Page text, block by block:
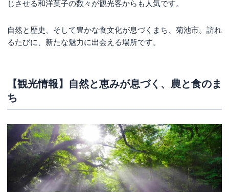
じさせる和洋菓子の数々が観光客からも人気です。
自然と歴史、そして豊かな食文化が息づくまち、菊池市。訪れ
るたびに、新たな魅力に出会える場所です。
【観光情報】自然と恵みが息づく、農と食のま
ち